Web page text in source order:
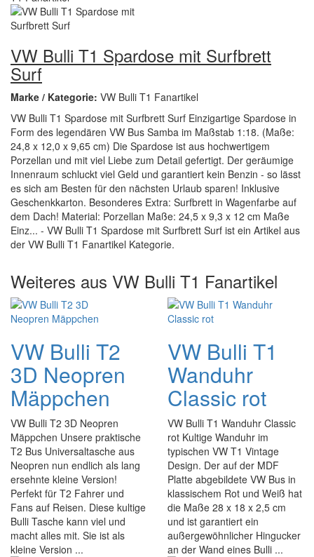
VW Bulli T1 Spardose mit Surfbrett
Surf
Marke / Kategorie: VW Bulli T1 Fanartikel
VW Bulli T1 Spardose mit Surfbrett Surf Einzigartige Spardose in
Form des legendären VW Bus Samba im Maßstab 1:18. (Maße:
24,8 x 12,0 x 9,65 cm) Die Spardose ist aus hochwertigem
Porzellan und mit viel Liebe zum Detail gefertigt. Der geräumige
Innenraum schluckt viel Geld und garantiert kein Benzin - so lässt
es sich am Besten für den nächsten Urlaub sparen! Inklusive
Geschenkkarton. Besonderes Extra: Surfbrett in Wagenfarbe auf
dem Dach! Material: Porzellan Maße: 24,5 x 9,3 x 12 cm Maße
Einz... - VW Bulli T1 Spardose mit Surfbrett Surf ist ein Artikel aus
der VW Bulli T1 Fanartikel Kategorie.
Weiteres aus VW Bulli T1 Fanartikel
VW Bulli T2
3D Neopren
Mäppchen
VW Bulli T2 3D Neopren
Mäppchen Unsere praktische
T2 Bus Universaltasche aus
Neopren nun endlich als lang
ersehnte kleine Version!
Perfekt für T2 Fahrer und
Fans auf Reisen. Diese kultige
Bulli Tasche kann viel und
macht alles mit. Sie ist als
kleine Version ...
VW Bulli T1
Wanduhr
Classic rot
VW Bulli T1 Wanduhr Classic
rot Kultige Wanduhr im
typischen VW T1 Vintage
Design. Der auf der MDF
Platte abgebildete VW Bus in
klassischem Rot und Weiß hat
die Maße 28 x 18 x 2,5 cm
und ist garantiert ein
außergewöhnlicher Hingucker
an der Wand eines Bulli ...